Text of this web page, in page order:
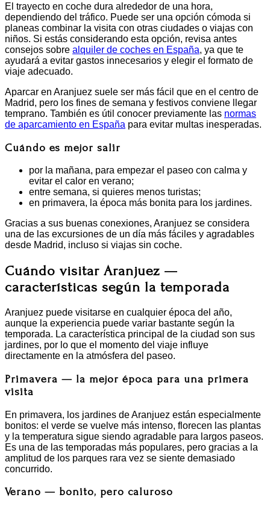
El trayecto en coche dura alrededor de una hora,
dependiendo del tráfico. Puede ser una opción cómoda si
planeas combinar la visita con otras ciudades o viajas con
niños. Si estás considerando esta opción, revisa antes
consejos sobre alquiler de coches en España, ya que te
ayudará a evitar gastos innecesarios y elegir el formato de
viaje adecuado.
Aparcar en Aranjuez suele ser más fácil que en el centro de
Madrid, pero los fines de semana y festivos conviene llegar
temprano. También es útil conocer previamente las normas
de aparcamiento en España para evitar multas inesperadas.
Cuándo es mejor salir
por la mañana, para empezar el paseo con calma y
evitar el calor en verano;
entre semana, si quieres menos turistas;
en primavera, la época más bonita para los jardines.
Gracias a sus buenas conexiones, Aranjuez se considera
una de las excursiones de un día más fáciles y agradables
desde Madrid, incluso si viajas sin coche.
Cuándo visitar Aranjuez —
características según la temporada
Aranjuez puede visitarse en cualquier época del año,
aunque la experiencia puede variar bastante según la
temporada. La característica principal de la ciudad son sus
jardines, por lo que el momento del viaje influye
directamente en la atmósfera del paseo.
Primavera — la mejor época para una primera
visita
En primavera, los jardines de Aranjuez están especialmente
bonitos: el verde se vuelve más intenso, florecen las plantas
y la temperatura sigue siendo agradable para largos paseos.
Es una de las temporadas más populares, pero gracias a la
amplitud de los parques rara vez se siente demasiado
concurrido.
Verano — bonito, pero caluroso